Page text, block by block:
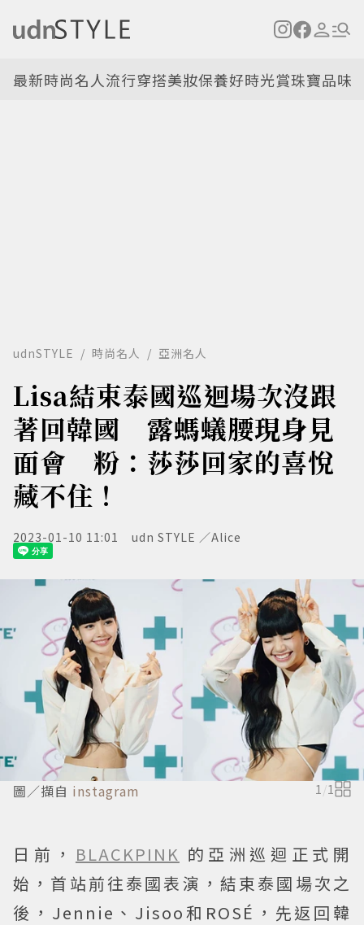
最新時尚名人流行穿搭美妝保養好時光賞珠寶品味
udnSTYLE 時尚名人 亞洲名人
Lisa結束泰國巡迴場次沒跟
著回韓國 露螞蟻腰現身見
面會 粉：莎莎回家的喜悅
藏不住！
2023-01-10 11:01 udn STYLE ／Alice
圖／擷自 instagram 1 /1
日前， BLACKPINK 的亞洲巡迴正式開
始，首站前往泰國表演，結束泰國場次之
後，Jennie、Jisoo和ROSÉ，先返回韓